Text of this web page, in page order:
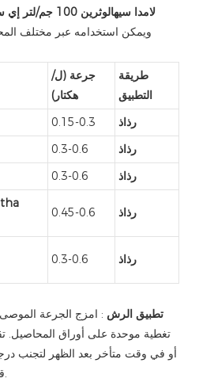
لامدا سيهالوثرين 100 جم/لتر إي سي
ويمكن استخدامه عبر مختلف
جرعة (ل/
هكتار)
طريقة
التطبيق
0.15-0.3
رذاذ
0.3-0.6
رذاذ
0.3-0.6
رذاذ
0.45-0.6 رذاذ
0.3-0.6 رذاذ
تطبيق الرش : امزج الجرعة الموصى
تغطية موحدة على أوراق المحاصيل.
أو في وقت متأخر بعد الظهر لتجنب
قد يؤثر على فعالية المبيدات.